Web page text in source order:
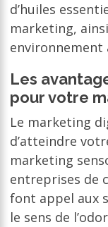
d’huiles
marketing,
Les
pour votre
Le marketing
d’atteindre
marketing
entreprises de
font appel aux
le sens de